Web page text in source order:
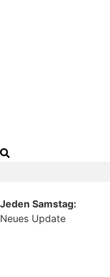
Jeden Samstag:
Neues Update